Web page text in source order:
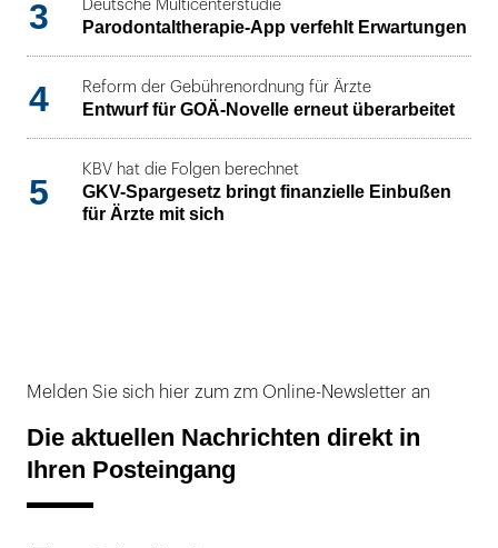
3 Deutsche Multicenterstudie
Parodontaltherapie-App verfehlt Erwartungen
4 Reform der Gebührenordnung für Ärzte
Entwurf für GOÄ-Novelle erneut überarbeitet
5
KBV hat die Folgen berechnet
GKV-Spargesetz bringt finanzielle Einbußen
für Ärzte mit sich
Melden Sie sich hier zum zm Online-Newsletter an
Die aktuellen Nachrichten direkt in
Ihren Posteingang